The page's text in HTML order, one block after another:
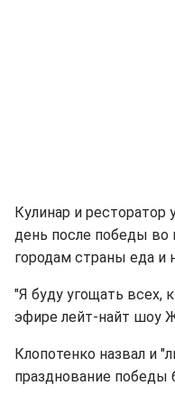
Кулинар и
день после победы во
городам страны еда и
"Я буду угощать всех,
эфире лейт-найт шоу
Клопотенко назвал и
празднование победы